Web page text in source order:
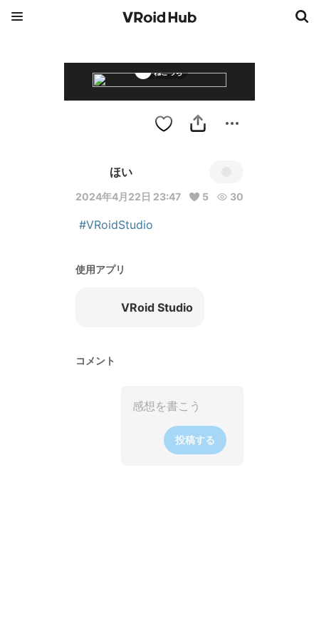
ねこっち
ほい
2024年4月22日 23:47 5 30
#VRoidStudio
使用アプリ
VRoid Studio
コメント
投稿する